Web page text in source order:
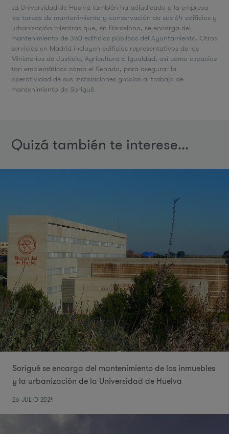
La Universidad de Huelva también ha adjudicado a la empresa
las tareas de mantenimiento y conservación de sus 64 edificios y
urbanización mientras que, en Barcelona, se encarga del
mantenimiento de 350 edificios públicos del Ayuntamiento. Otros
servicios en Madrid incluyen edificios representativos de los
Ministerios de Justicia, Agricultura o Igualdad, así como espacios
tan emblemáticos como el Senado, para asegurar la
operatividad de sus instalaciones gracias al trabajo de
mantenimiento de Sorigué.
Quizá también te interese...
Sorigué se encarga del mantenimiento de los inmuebles
y la urbanización de la Universidad de Huelva
26 JULIO 2024